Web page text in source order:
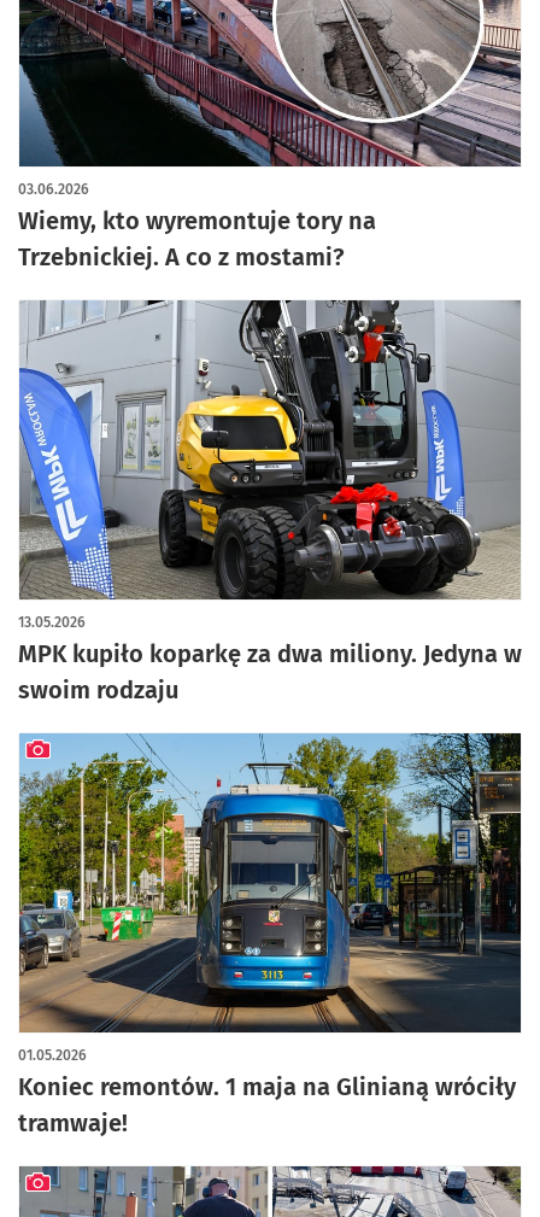
Wiemy, kto wyremontuje tory na
Trzebnickiej. A co z mostami?
03.06.2026
MPK kupiło koparkę za dwa miliony. Jedyna w
swoim rodzaju
13.05.2026
Koniec remontów. 1 maja na Glinianą wróciły
tramwaje!
01.05.2026
artykuł z galerią zdjęć